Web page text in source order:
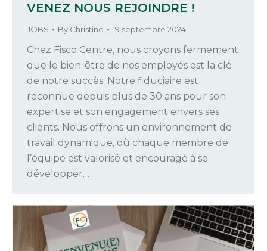
VENEZ NOUS REJOINDRE !
JOBS By Christine 19 septembre 2024
Chez Fisco Centre, nous croyons fermement
que le bien-être de nos employés est la clé
de notre succès. Notre fiduciaire est
reconnue depuis plus de 30 ans pour son
expertise et son engagement envers ses
clients. Nous offrons un environnement de
travail dynamique, où chaque membre de
l’équipe est valorisé et encouragé à se
développer…